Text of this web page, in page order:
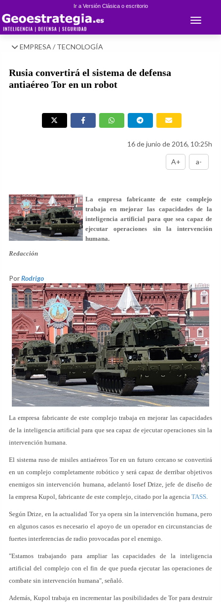
Ir a Versión Clásica o escritorio
Toggle
EMPRESA / TECNOLOGÍA
Rusia convertirá el sistema de defensa
antiaéreo Tor en un robot
16 de junio de 2016, 10:25h
A+ a-
La empresa fabricante de este complejo
trabaja en mejorar las capacidades de la
inteligencia artificial para que sea capaz de
ejecutar operaciones sin la intervención
humana.
Redacción
PorRodrigo
La empresa fabricante de este complejo trabaja en mejorar las capacidades
de la inteligencia artificial para que sea capaz de ejecutar operaciones sin la
intervención humana.
El sistema ruso de misiles antiaéreos Tor en un futuro cercano se convertirá
en un complejo completamente robótico y será capaz de derribar objetivos
enemigos sin intervención humana, adelantó Iosef Drize, jefe de diseño de
la empresa Kupol, fabricante de este complejo, citado por la agencia TASS.
Según Drize, en la actualidad Tor ya opera sin la intervención humana, pero
en algunos casos es necesario el apoyo de un operador en circunstancias de
fuertes interferencias de radio provocadas por el enemigo.
"Estamos trabajando para ampliar las capacidades de la inteligencia
artificial del complejo con el fin de que pueda ejecutar las operaciones de
combate sin intervención humana", señaló.
Además, Kupol trabaja en incrementar las posibilidades de Tor para destruir